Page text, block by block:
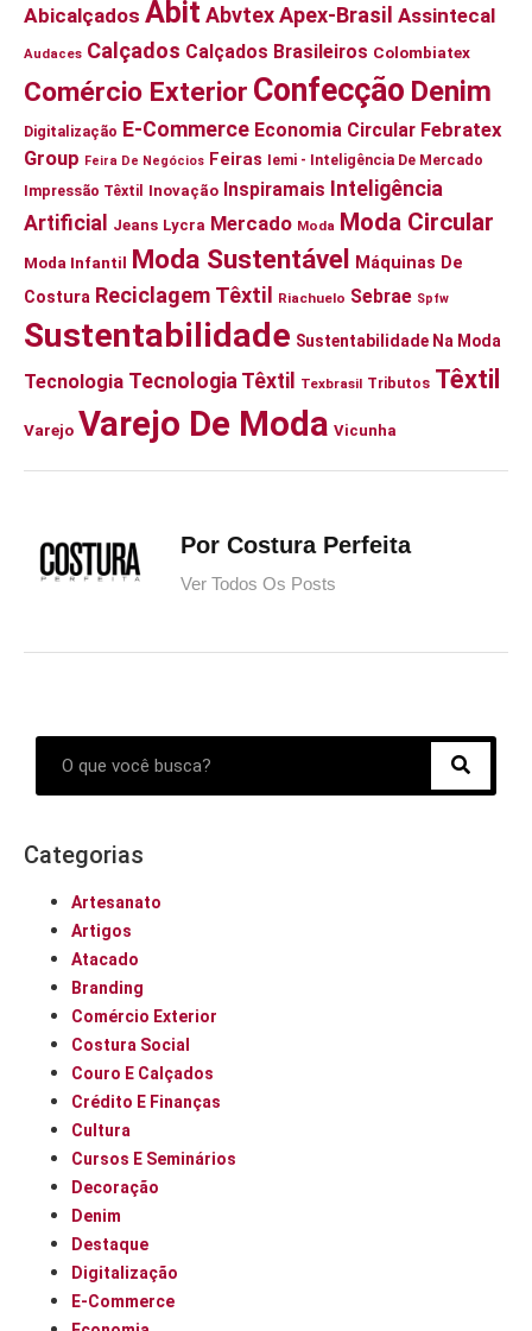
Abicalçados Abit AbvtexApex-Brasil Assintecal
Audaces Calçados Calçados Brasileiros Colombiatex
Comércio Exterior Confecção Denim
Digitalização E-Commerce Economia Circular Febratex
Group Feira De Negócios Feiras Iemi - Inteligência De Mercado
Impressão Têxtil Inovação Inspiramais Inteligência
Artificial
Jeans Lycra Mercado Moda Moda Circular
Moda Infantil Moda Sustentável Máquinas De
Costura Reciclagem Têxtil Riachuelo Sebrae Spfw
Sustentabilidade Sustentabilidade Na Moda
Tecnologia Tecnologia Têxtil Texbrasil Tributos Têxtil
Varejo Varejo De Moda Vicunha
Por Costura Perfeita
Ver Todos Os Posts
Categorias
Artesanato
Artigos
Atacado
Branding
Comércio Exterior
Costura Social
Couro E Calçados
Crédito E Finanças
Cultura
Cursos E Seminários
Decoração
Denim
Destaque
Digitalização
E-Commerce